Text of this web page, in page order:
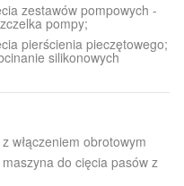
zestawów pompowych -
pompy;
pierścienia pieczętowego;
silikonowych
włączeniem obrotowym
do cięcia pasów z